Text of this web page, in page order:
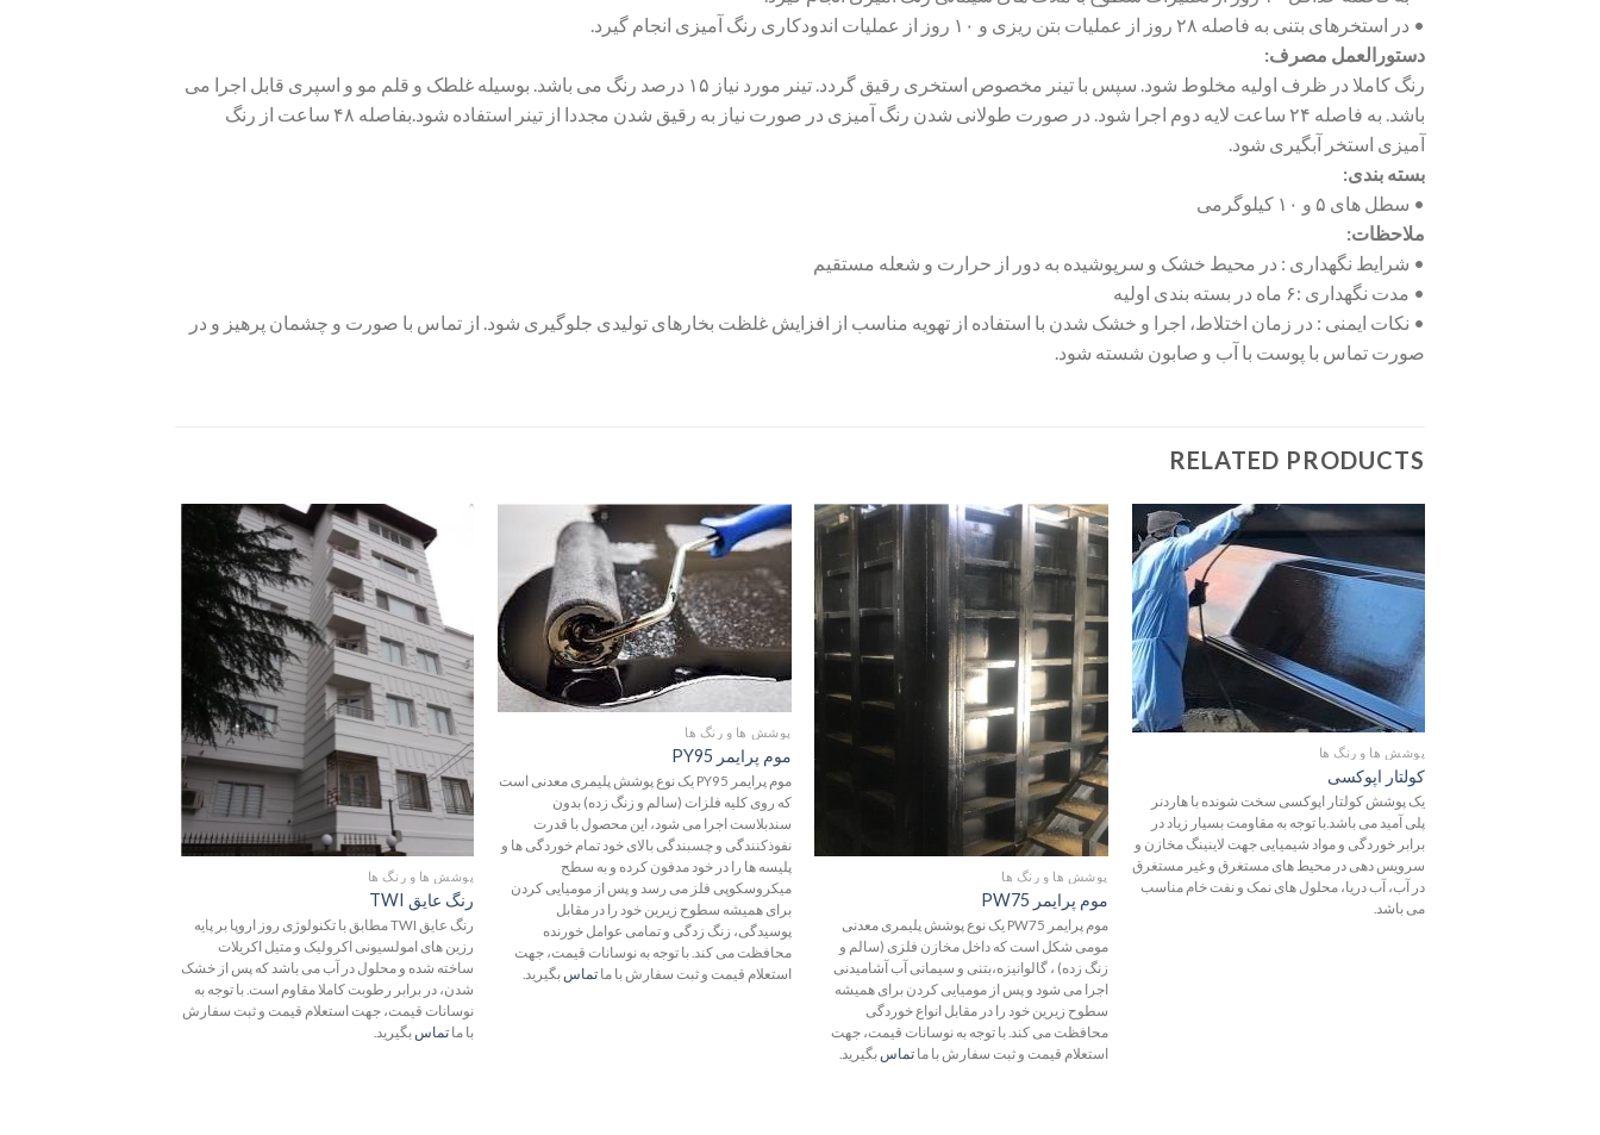
• در استخرهای بتنی به فاصله ۲۸ روز از عملیات بتن ریزی و ۱۰ روز از عملیات اندودکاری رنگ آمیزی انجام گیرد.
دستورالعمل مصرف:
رنگ کاملا در ظرف اولیه مخلوط شود. سپس با تینر مخصوص استخری رقیق گردد. تینر مورد نیاز ۱۵ درصد رنگ می باشد. بوسیله غلطک و قلم مو و اسپری قابل اجرا می
باشد. به فاصله ۲۴ ساعت لایه دوم اجرا شود. در صورت طولانی شدن رنگ آمیزی در صورت نیاز به رقیق شدن مجددا از تینر استفاده شود.بفاصله ۴۸ ساعت از رنگ
آمیزی استخر آبگیری شود.
بسته بندی:
• سطل های ۵ و ۱۰ کیلوگرمی
ملاحظات:
• شرایط نگهداری : در محیط خشک و سرپوشیده به دور از حرارت و شعله مستقیم
• مدت نگهداری :۶ ماه در بسته بندی اولیه
• نکات ایمنی : در زمان اختلاط، اجرا و خشک شدن با استفاده از تهویه مناسب از افزایش غلظت بخارهای تولیدی جلوگیری شود. از تماس با صورت و چشمان پرهیز و در
صورت تماس با پوست با آب و صابون شسته شود.
RELATED PRODUCTS
افزودن
به
علاقه
مندی
ها
پوشش ها و رنگ ها
کولتار اپوکسی
یک پوشش کولتار اپوکسی سخت شونده با هاردنر
پلی آمید می باشد.با توجه به مقاومت بسیار زیاد در
برابر خوردگی و مواد شیمیایی جهت لاینینگ مخازن و
سرویس دهی در محیط های مستغرق و غیر مستغرق
در آب، آب دریا، محلول های نمک و نفت خام مناسب
می باشد.
افزودن
به
مندی
ها
پوشش ها و رنگ ها
موم پرایمر PW75
موم پرایمر PW75 یک نوع پوشش پلیمری معدنی
مومی شکل است که داخل مخازن فلزی (سالم و
زنگ زده) ، گالوانیزه،بتنی و سیمانی آب آشامیدنی
اجرا می شود و پس از مومیایی کردن برای همیشه
سطوح زیرین خود را در مقابل انواع خوردگی
محافظت می کند. با توجه به نوسانات قیمت، جهت
استعلام قیمت و ثبت سفارش با ماتماس بگیرید.
افزودن
به
علاقه
پوشش ها و رنگ ها
موم پرایمر PY95
موم پرایمر PY95 یک نوع پوشش پلیمری معدنی است
که روی کلیه فلزات (سالم و زنگ زده) بدون
سندبلاست اجرا می شود، این محصول با قدرت
نفوذکنندگی و چسبندگی بالای خود تمام خوردگی ها و
پلیسه ها را در خود مدفون کرده و به سطح
میکروسکوپی فلز می رسد و پس از مومیایی کردن
برای همیشه سطوح زیرین خود را در مقابل
پوسیدگی، زنگ زدگی و تمامی عوامل خورنده
محافظت می کند. با توجه به نوسانات قیمت، جهت
استعلام قیمت و ثبت سفارش با ماتماس بگیرید.
افزودن
علاقه
مندی
ها
پوشش ها و رنگ ها
رنگ عایق TWI
رنگ عایق TWI مطابق با تکنولوژی روز اروپا بر پایه
رزین های امولسیونی اکرولیک و متیل اکریلات
ساخته شده و محلول در آب می باشد که پس از خشک
شدن، در برابر رطوبت کاملا مقاوم است. با توجه به
نوسانات قیمت، جهت استعلام قیمت و ثبت سفارش
با ما تماس بگیرید.